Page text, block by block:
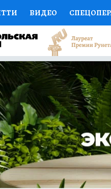
ВИДЕО
НАУКА СПОРТ
ДОКТОР
ПРОГНОЗЫ НА СПОРТ
НЕДВИЖИМОСТЬ
РЕКЛАМА